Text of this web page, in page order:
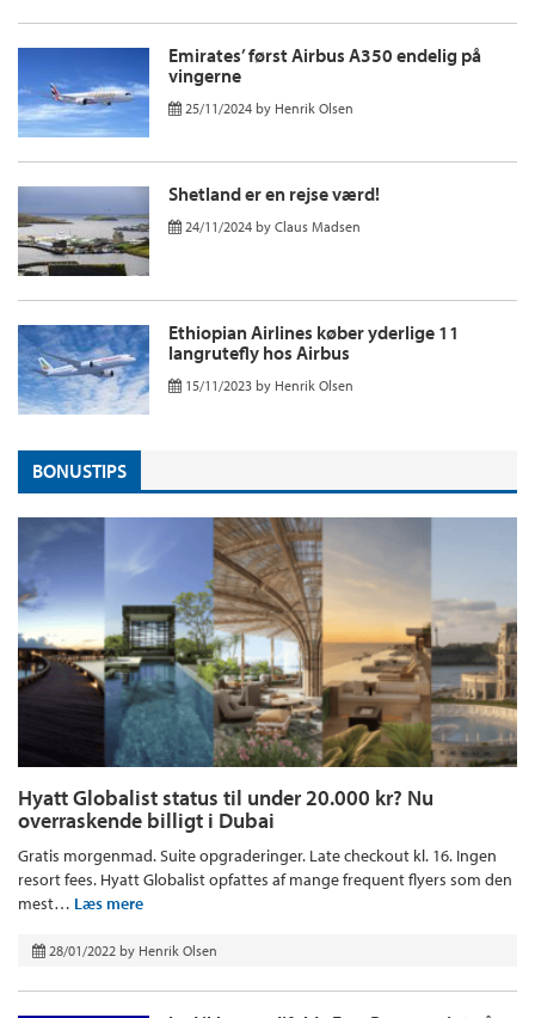
Emirates’ først Airbus A350 endelig på
vingerne
25/11/2024 by Henrik Olsen
Shetland er en rejse værd!
24/11/2024 by Claus Madsen
Ethiopian Airlines køber yderlige 11
langrutefly hos Airbus
15/11/2023 by Henrik Olsen
BONUSTIPS
Hyatt Globalist status til under 20.000 kr? Nu
overraskende billigt i Dubai
Gratis morgenmad. Suite opgraderinger. Late checkout kl. 16. Ingen
resort fees. Hyatt Globalist opfattes af mange frequent flyers som den
mest… Læs mere
28/01/2022 by Henrik Olsen